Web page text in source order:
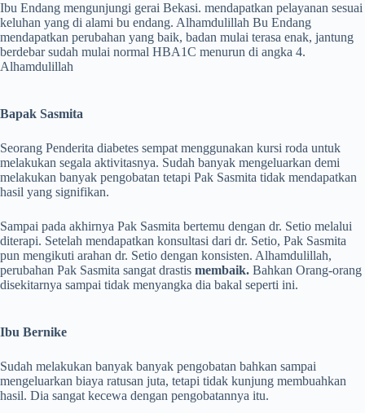
Ibu Endang mengunjungi gerai Bekasi. mendapatkan pelayanan sesuai
keluhan yang di alami bu endang. Alhamdulillah Bu Endang
mendapatkan perubahan yang baik, badan mulai terasa enak, jantung
berdebar sudah mulai normal HBA1C menurun di angka 4.
Alhamdulillah
Bapak Sasmita
Seorang Penderita diabetes sempat menggunakan kursi roda untuk
melakukan segala aktivitasnya. Sudah banyak mengeluarkan demi
melakukan banyak pengobatan tetapi Pak Sasmita tidak mendapatkan
hasil yang signifikan.
Sampai pada akhirnya Pak Sasmita bertemu dengan dr. Setio melalui
diterapi. Setelah mendapatkan konsultasi dari dr. Setio, Pak Sasmita
pun mengikuti arahan dr. Setio dengan konsisten. Alhamdulillah,
perubahan Pak Sasmita sangat drastis membaik. Bahkan Orang-orang
disekitarnya sampai tidak menyangka dia bakal seperti ini.
Ibu Bernike
Sudah melakukan banyak banyak pengobatan bahkan sampai
mengeluarkan biaya ratusan juta, tetapi tidak kunjung membuahkan
hasil. Dia sangat kecewa dengan pengobatannya itu.